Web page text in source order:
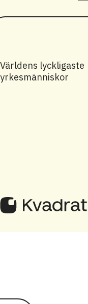
Världens lyckligaste
yrkesmänniskor